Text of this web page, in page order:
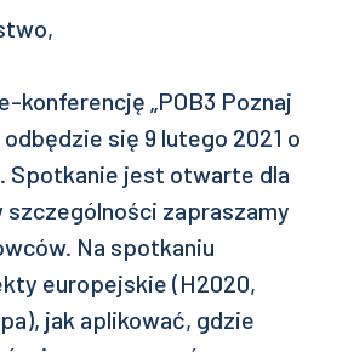
konferencję „POB3 Poznaj
się 9 lutego 2021 o
Spotkanie jest otwarte dla
szczególności zapraszamy
Na spotkaniu
europejskie (H2020,
jak aplikować, gdzie